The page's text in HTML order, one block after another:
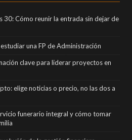
30: Cómo reunir la entrada sin dejar de
una FP de Administración
clave para liderar proyectos en
elige noticias o precio, no las dos a
funerario integral y cómo tomar